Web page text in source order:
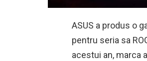
ASUS a produs o
pentru seria sa
acestui an, marca